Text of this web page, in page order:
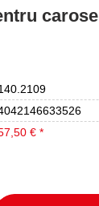
€ *